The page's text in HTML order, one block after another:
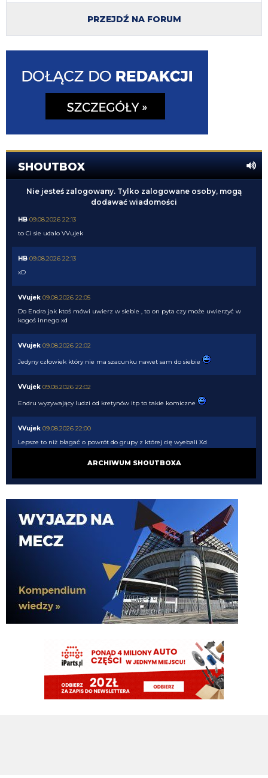
PRZEJDŹ NA FORUM
SHOUTBOX
Nie jesteś zalogowany. Tylko zalogowane osoby, mogą
dodawać wiadomości
HB 09.08.2026 22:13
to Ci sie udalo VVujek
HB 09.08.2026 22:13
xD
VVujek 09.08.2026 22:05
Do Endra jak ktoś mówi uwierz w siebie , to on pyta czy może uwierzyć w
kogoś innego xd
VVujek 09.08.2026 22:02
Jedyny człowiek który nie ma szacunku nawet sam do siebie
VVujek 09.08.2026 22:02
Endru wyzywający ludzi od kretynów itp to takie komiczne
VVujek 09.08.2026 22:00
Lepsze to niż błagać o powrót do grupy z której cię wyebali Xd
09.08.2026 21:51
Miłośnik i wielbiciel wielkich murzynów sidibe singo pepe a teraz Norton
Endru 09.08.2026 21:31
I dalej chcą, a ty kretynie chciałes sidibe i pepe
Spence z Tottenhamu 0 g 0 asyst a wielu go tu chciało.
Cny 09.08.2026 21:23
plan idealny. kupujemy nortona za 15M, myślimy że kopnie Ewa razy prosto
piłkę i jakieś niukasyl czy inne lids da za niego sto milionów później, w
rzeczywistości bujamy się z nim jak z islamskim albancem
09.08.2026 21:02
no i do Sebka Esposito bo on mentalnie też jest murzynem
09.08.2026 21:01
ARCHIWUM SHOUTBOXA